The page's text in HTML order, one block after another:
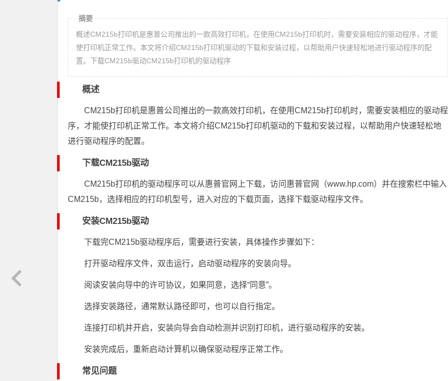
摘要
概述CM215b打印机是惠普公司推出的一款高效打印机，在使用CM215b打印机时，需要安装相应的驱动程序，才能
使打印机正常工作。本文将介绍CM215b打印机驱动的下载和安装过程，以帮助用户快速轻松地进行驱动程序的配
置。下载CM215b驱动CM215b打印机的驱动程序
概述
CM215b打印机是惠普公司推出的一款高效打印机，在使用CM215b打印机时，需要安装相应的驱动程
序，才能使打印机正常工作。本文将介绍CM215b打印机驱动的下载和安装过程，以帮助用户快速轻松地
进行驱动程序的配置。
下载CM215b驱动
CM215b打印机的驱动程序可以从惠普官网上下载，访问惠普官网（www.hp.com）并在搜索栏中输入
CM215b，选择相应的打印机型号，进入对应的下载页面，选择下载驱动程序文件。
安装CM215b驱动
下载完CM215b驱动程序后，需要进行安装，具体操作步骤如下：
打开驱动程序文件，双击运行，启动驱动程序的安装向导。
阅读安装向导中的许可协议，如果同意，选择“同意”。
选择安装路径，通常默认路径即可，也可以自行指定。
连接打印机并开启，安装向导会自动检测并识别打印机，进行驱动程序的安装。
安装完成后，重新启动计算机以确保驱动程序正常工作。
常见问题